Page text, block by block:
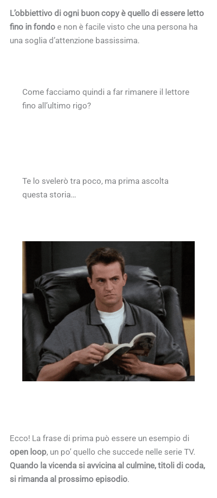
L’obbiettivo di ogni buon copy è quello di essere letto
fino in fondo e non è facile visto che una persona ha
una soglia d’attenzione bassissima.
Come facciamo quindi a far rimanere il lettore
fino all’ultimo rigo?
Te lo svelerò tra poco, ma prima ascolta
questa storia…
Ecco! La frase di prima può essere un esempio di
open loop, un po’ quello che succede nelle serie TV.
Quando la vicenda si avvicina al culmine, titoli di coda,
si rimanda al prossimo episodio.